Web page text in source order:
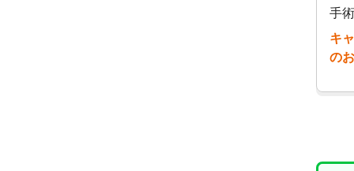
手
キ
の